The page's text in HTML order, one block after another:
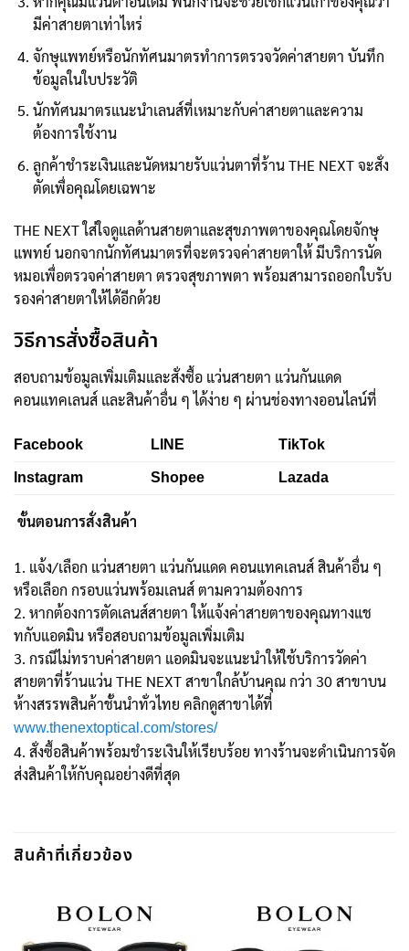
มีค่าสายตาเท่าไหร่
จักษุแพทย์หรือนักทัศนมาตรทำการตรวจวัดค่าสายตา บันทึก
ข้อมูลในใบประวัติ
นักทัศนมาตรแนะนำเลนส์ที่เหมาะกับค่าสายตาและความ
ต้องการใช้งาน
ลูกค้าชำระเงินและนัดหมายรับแว่นตาที่ร้าน THE NEXT จะสั่ง
ตัดเพื่อคุณโดยเฉพาะ
THE NEXT ใส่ใจดูแลด้านสายตาและสุขภาพตาของคุณโดยจักษุ
แพทย์ นอกจากนักทัศนมาตรที่จะตรวจค่าสายตาให้ มีบริการนัด
หมอเพื่อตรวจค่าสายตา ตรวจสุขภาพตา พร้อมสามารถออกใบรับ
รองค่าสายตาให้ได้อีกด้วย
วิธีการสั่งซื้อสินค้า
สอบถามข้อมูลเพิ่มเติมและสั่งซื้อ แว่นสายตา แว่นกันแดด
คอนแทคเลนส์ และสินค้าอื่น ๆ ได้ง่าย ๆ ผ่านช่องทางออนไลน์ที่
Facebook LINE
TikTok
Instagram
Shopee Lazada
ขั้นตอนการสั่งสินค้า
1. แจ้ง/เลือก แว่นสายตา แว่นกันแดด คอนแทคเลนส์ สินค้าอื่น ๆ
หรือเลือก กรอบแว่นพร้อมเลนส์ ตามความต้องการ
2. หากต้องการตัดเลนส์สายตา ให้แจ้งค่าสายตาของคุณทางแช
ทกับแอดมิน หรือสอบถามข้อมูลเพิ่มเติม
3. กรณีไม่ทราบค่าสายตา แอดมินจะแนะนำให้ใช้บริการวัดค่า
สายตาที่ร้านแว่น THE NEXT สาขาใกล้บ้านคุณ กว่า 30 สาขาบน
ห้างสรรพสินค้าชั้นนำทั่วไทย คลิกดูสาขาได้ที่
www.thenextoptical.com/stores/
4. สั่งซื้อสินค้าพร้อมชำระเงินให้เรียบร้อย ทางร้านจะดำเนินการจัด
ส่งสินค้าให้กับคุณอย่างดีที่สุด
สินค้าที่เกี่ยวข้อง